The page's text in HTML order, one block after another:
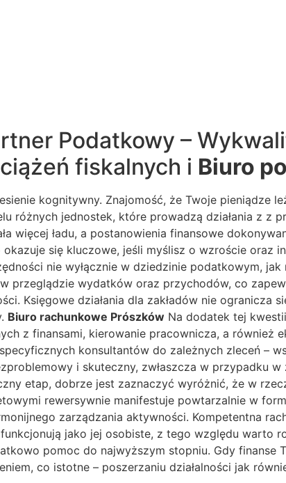
Podatkowy –
fiskalnych i Biuro
kognitywny. Znajomość, że Twoje pieniądze
różnych jednostek, które prowadzą działania z z
więcej ładu, a postanowienia finansowe
się kluczowe, jeśli myślisz o wzroście oraz
nie wyłącznie w dziedzinie podatkowym,
przeglądzie wydatków oraz przychodów, co
Księgowe działania dla zakładów nie ogranicza
Biuro rachunkowe Prószków Na dodatek tej
z finansami, kierowanie pracownicza, a również
konsultantów do zależnych zleceń –
i skuteczny, zwłaszcza w przypadku
etap, dobrze jest zaznaczyć wyróżnić, że w
rewersywnie manifestuje powtarzalnie w
zarządzania aktywności. Kompetentna
jako jej osobiste, z tego względu warto
pomoc do najwyższym stopniu. Gdy finanse
co istotne – poszerzaniu działalności jak